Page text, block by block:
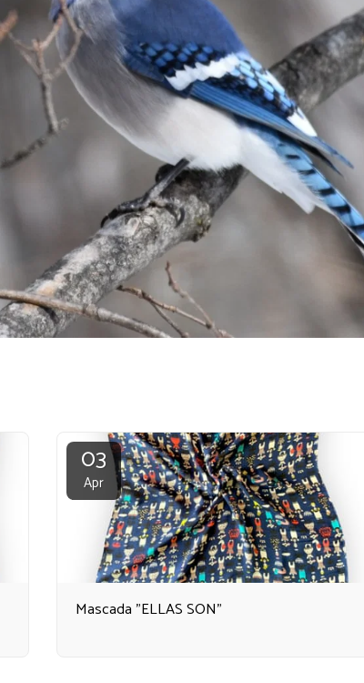
03
Apr
Mascada "ELLAS SON"